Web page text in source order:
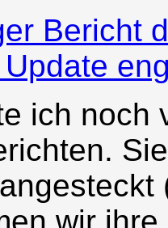
Bericht
ich noch